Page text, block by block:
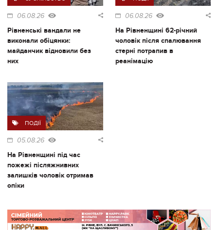
06.08.26
Рівненські вандали не
виконали обіцянки:
майданчик відновили без
них
06.08.26
На Рівненщині 62-річний
чоловік після спалювання
стерні потрапив в
реанімацію
ПОДІЇ
05.08.26
На Рівненщині під час
пожежі післяжнивних
залишків чоловік отримав
опіки